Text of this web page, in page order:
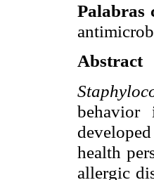
Palabras
Abstract
behavior
health
allergic